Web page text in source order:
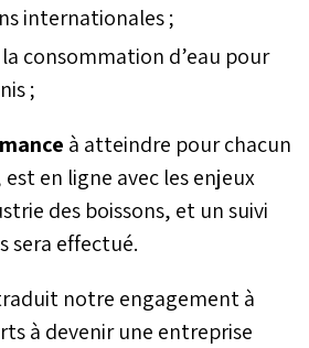
internationales ;
consommation d’eau pour
;
à atteindre pour chacun
en ligne avec les enjeux
des boissons, et un suivi
sera effectué.
notre engagement à
à devenir une entreprise